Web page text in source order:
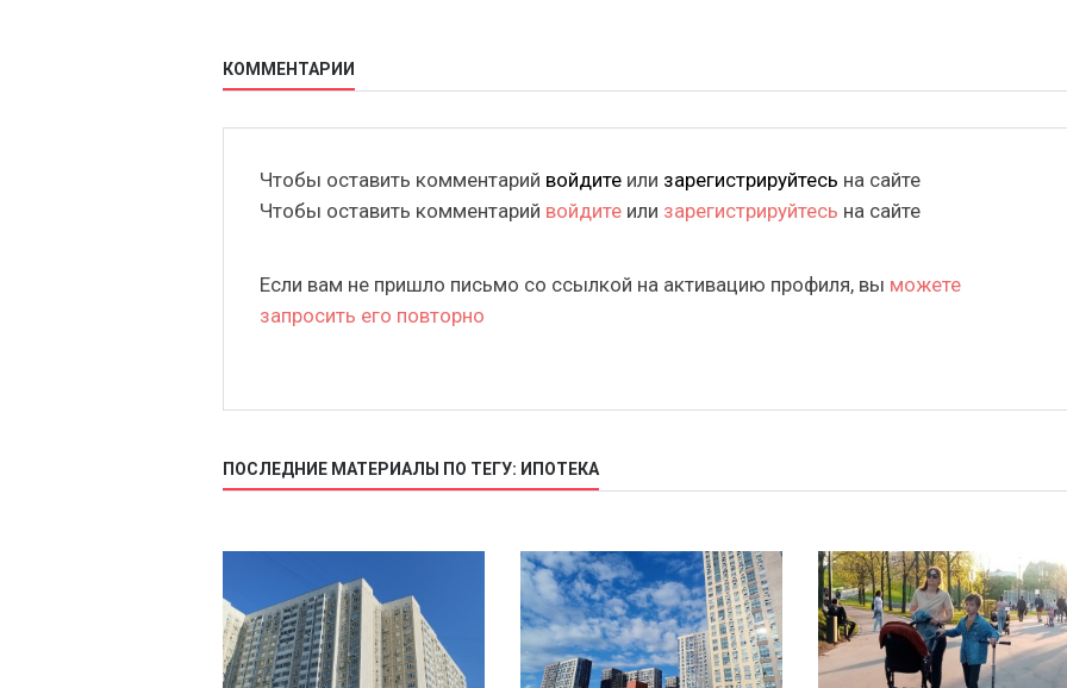
КОММЕНТАРИИ
Чтобы оставить комментарий войдите или зарегистрируйтесь на сайте
Чтобы оставить комментарий войдите или зарегистрируйтесь на сайте
Если вам не пришло письмо со ссылкой на активацию профиля, вы можете
запросить его повторно
ПОСЛЕДНИЕ МАТЕРИАЛЫ ПО ТЕГУ: ИПОТЕКА